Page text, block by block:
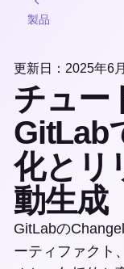
製品
更新日：2025年6
チュー
GitLab
化とリ
動生成
GitLabの
ーティファクト